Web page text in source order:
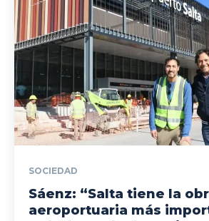
SOCIEDAD
Sáenz: “Salta tiene la
aeroportuaria más